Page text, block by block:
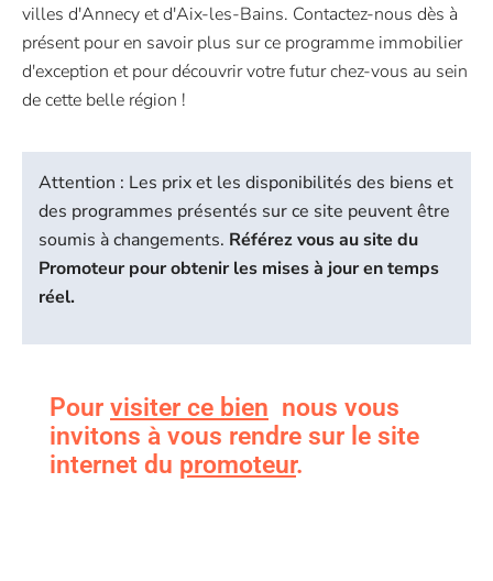
villes d'Annecy et d'Aix-les-Bains. Contactez-nous dès à
présent pour en savoir plus sur ce programme immobilier
d'exception et pour découvrir votre futur chez-vous au sein
de cette belle région !
Attention : Les prix et les disponibilités des biens et
des programmes présentés sur ce site peuvent être
soumis à changements. Référez vous au site du
Promoteur pour obtenir les mises à jour en temps
réel.
Pour visiter ce bien nous vous
invitons à vous rendre sur le site
internet du promoteur.